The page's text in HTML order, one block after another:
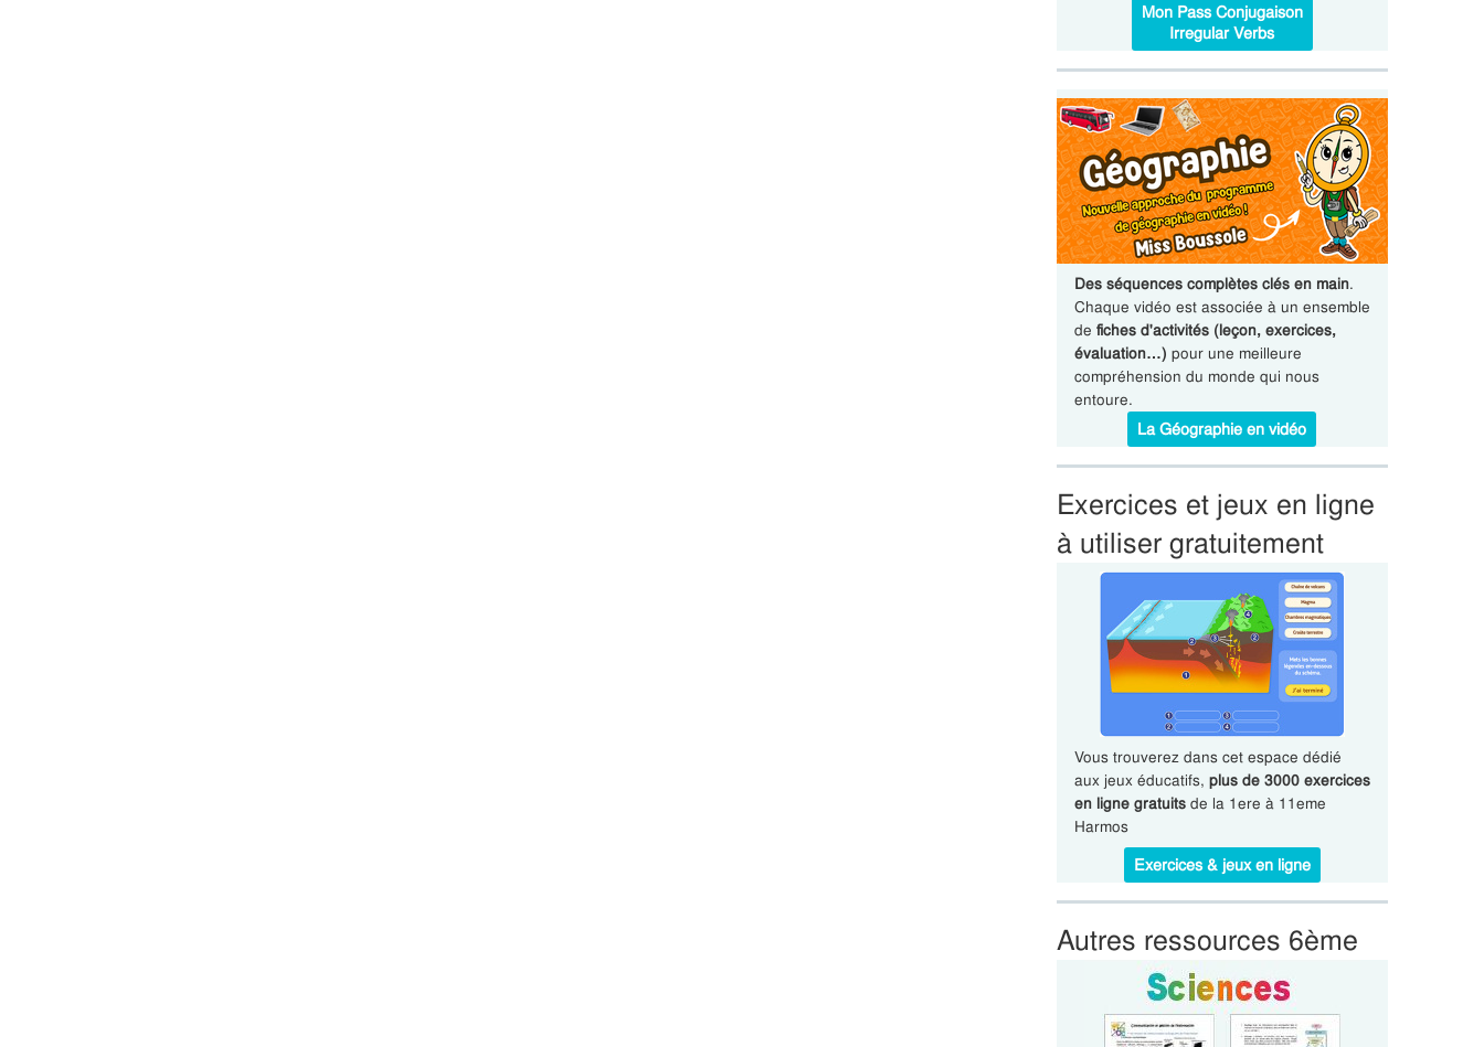
Mon Pass Conjugaison
Irregular Verbs
Des séquences complètes clés en main.
Chaque vidéo est associée à un ensemble
de fiches d'activités (leçon, exercices,
évaluation…) pour une meilleure
compréhension du monde qui nous
entoure.
La Géographie en vidéo
Exercices et jeux en ligne
à utiliser gratuitement
Vous trouverez dans cet espace dédié
aux jeux éducatifs, plus de 3000 exercices
en ligne gratuitsde la 1ere à 11eme
Harmos
Exercices & jeux en ligne
Autres ressources 6ème